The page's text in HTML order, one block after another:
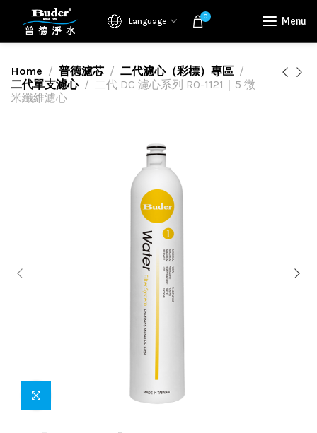
Language 0 Menu
Home 普德濾芯
二代濾心（彩標）專區
二代單支濾心
二代 DC 濾心系列 RO-1121｜5 微
米纖維濾心